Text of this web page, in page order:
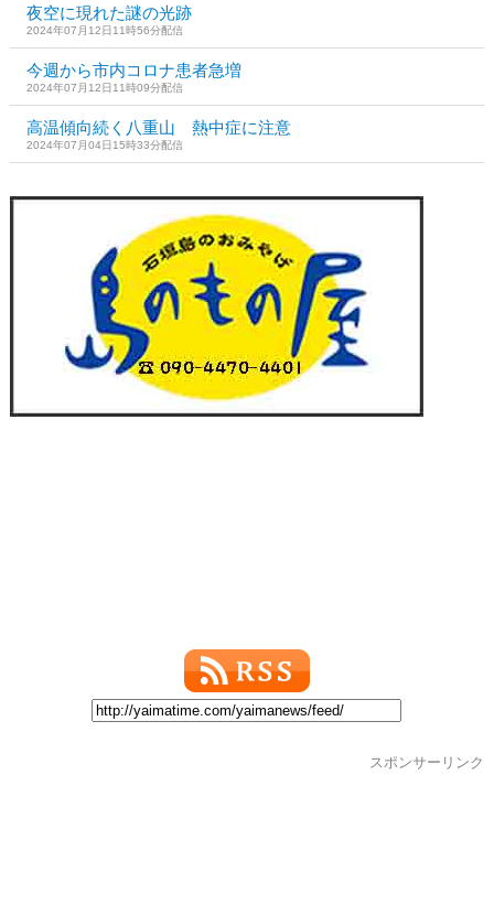
夜空に現れた謎の光跡
2024年07月12日11時56分配信
今週から市内コロナ患者急増
2024年07月12日11時09分配信
高温傾向続く八重山 熱中症に注意
2024年07月04日15時33分配信
スポンサーリンク